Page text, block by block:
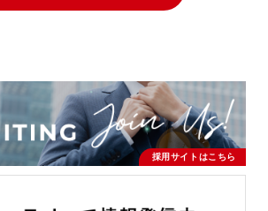
採用サイトはこちら